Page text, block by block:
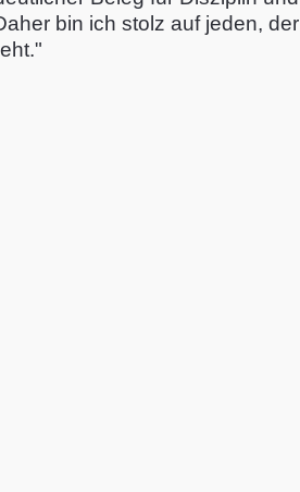
bin ich stolz auf jeden, der